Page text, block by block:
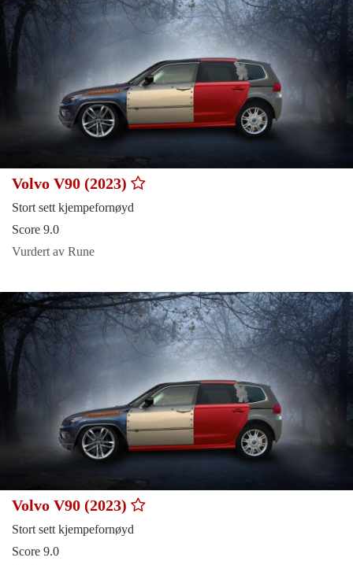
Volvo V90 (2023)
Stort sett kjempefornøyd
Score 9.0
Vurdert av Rune
Volvo V90 (2023)
Stort sett kjempefornøyd
Score 9.0